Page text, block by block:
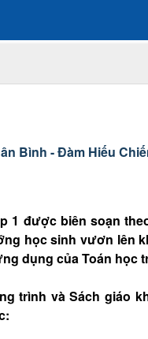
Bình - Đàm Hiếu
1 được biên soạn
học sinh vươn lên
dụng của Toán học
trình và Sách giáo